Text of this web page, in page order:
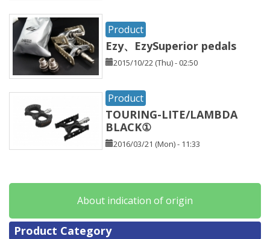
Product
Ezy、EzySuperior pedals
2015/10/22 (Thu) - 02:50
Product
TOURING-LITE/LAMBDA
BLACK①
2016/03/21 (Mon) - 11:33
About indication of origin
Product Category